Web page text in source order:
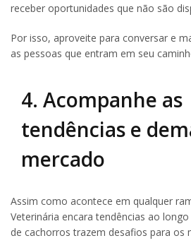
receber oportunidades que não são
Por isso, aproveite para conversar e
as pessoas que entram em seu
4. Acompanhe as
tendências e
mercado
Assim como acontece em qualquer
Veterinária encara tendências ao
de cachorros trazem desafios para os